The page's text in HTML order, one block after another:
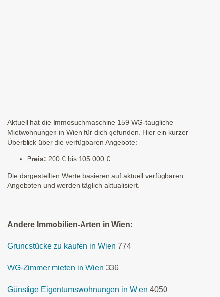
Aktuell hat die Immosuchmaschine 159 WG-taugliche
Mietwohnungen in Wien für dich gefunden. Hier ein kurzer
Überblick über die verfügbaren Angebote:
Preis: 200 € bis 105.000 €
Die dargestellten Werte basieren auf aktuell verfügbaren
Angeboten und werden täglich aktualisiert.
Andere Immobilien-Arten in Wien:
Grundstücke zu kaufen in Wien 774
WG-Zimmer mieten in Wien 336
Günstige Eigentumswohnungen in Wien 4050